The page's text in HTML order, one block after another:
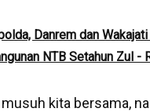
Danrem dan
NTB Setahun Zul -
musuh kita bersama,